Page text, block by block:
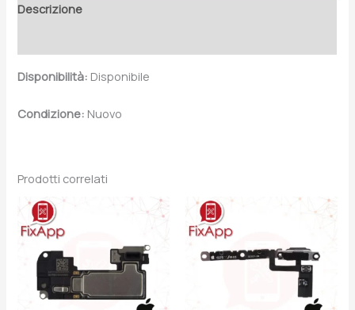
Descrizione
Disponibilità: Disponibile
Condizione: Nuovo
Prodotti correlati